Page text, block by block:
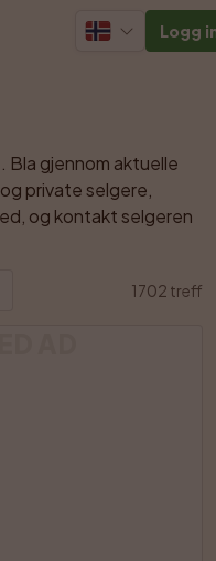
Logg
Bla gjennom aktuelle
private selgere,
og kontakt selgeren
1702 treff